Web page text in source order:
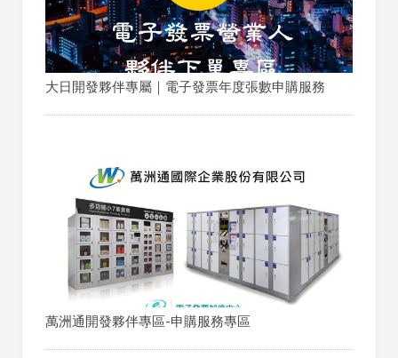
大日開發夥伴專屬｜電子發票年度張數申購服務
萬洲通開發夥伴專區-申購服務專區